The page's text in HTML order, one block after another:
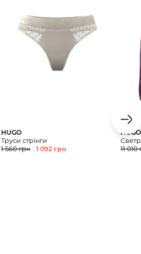
HUGO
Труси стрінги
1 560 грн
1 092 грн
HUGO
11 010